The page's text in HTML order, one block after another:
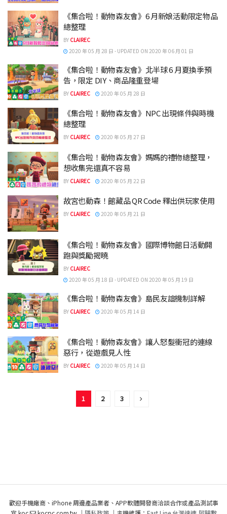
《集合啦！動物森友會》6 月新娘活動限定物品
總整理
BY CLAIREC
2020 年 05 月 28 日 - UPDATED ON 2020 年 06 月 01 日
《集合啦！動物森友會》北半球 6 月夏換季預
告，限定 DIY、商品隆重登場
BY CLAIREC 2020 年 05 月 28 日
《集合啦！動物森友會》NPC 出現條件與時機
總整理
BY CLAIREC 2020 年 05 月 27 日
《集合啦！動物森友會》媽媽的禮物總整理，
想收集完還真不容易
BY CLAIREC 2020 年 05 月 22 日
故宮也動森！館藏品 QR Code 釋出供玩家使用
BY CLAIREC 2020 年 05 月 21 日
《集合啦！動物森友會》國際博物館日活動開
跑與獎勵揭曉
BY CLAIREC
2020 年 05 月 18 日 - UPDATED ON 2020 年 05 月 19 日
《集合啦！動物森友會》島民友誼機制詳解
BY CLAIREC 2020 年 05 月 14 日
《集合啦！動物森友會》讓人怒髮衝冠的連線
惡行，從遊戲見人性
BY CLAIREC 2020 年 05 月 14 日
1 2 3
歡迎手機廠商、iPhone 周邊產品業者、APP軟體開發商洽談合作或產品測試事